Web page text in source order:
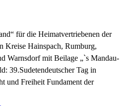
für die Heimatvertriebenen der
Kreise Hainspach, Rumburg,
Warnsdorf mit Beilage „`s Mandau-
39.Sudetendeutscher Tag in
und Freiheit Fundament der